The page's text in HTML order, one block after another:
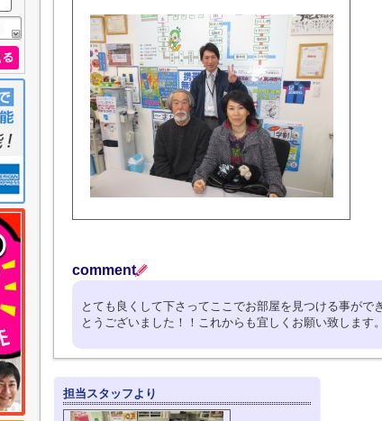
comment
とても良くして下さってここでお部屋を見つける事が
とうございました！！これからも宜しくお願い致します。
担当スタッフより